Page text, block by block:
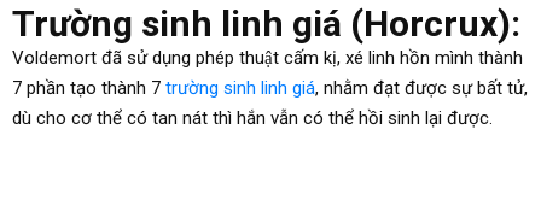
Trường sinh linh giá (Horcrux):
Voldemort đã sử dụng phép thuật cấm kị, xé linh hồn mình thành
7 phần tạo thành 7 trường sinh linh giá, nhằm đạt được sự bất tử,
dù cho cơ thể có tan nát thì hắn vẫn có thể hồi sinh lại được.